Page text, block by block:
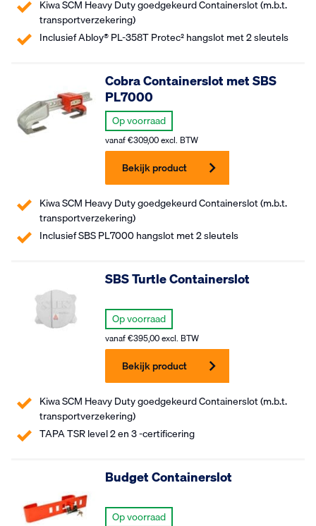
Kiwa SCM Heavy Duty goedgekeurd Containerslot (m.b.t.
transportverzekering)
Inclusief Abloy® PL-358T Protec² hangslot met 2 sleutels
Kiwa SCM Heavy Duty goedgekeurd Containerslot (m.b.t.
transportverzekering)
Inclusief SBS PL7000 hangslot met 2 sleutels
Cobra Containerslot met SBS
PL7000
Op voorraad
vanaf€309,00excl. BTW
Bekijk product
Kiwa SCM Heavy Duty goedgekeurd Containerslot (m.b.t.
transportverzekering)
TAPA TSR level 2 en 3 -certificering
SBS Turtle Containerslot
Op voorraad
vanaf€395,00excl. BTW
Bekijk product
Budget Containerslot
Op voorraad